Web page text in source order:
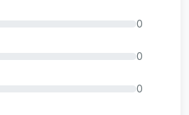
0
0
0